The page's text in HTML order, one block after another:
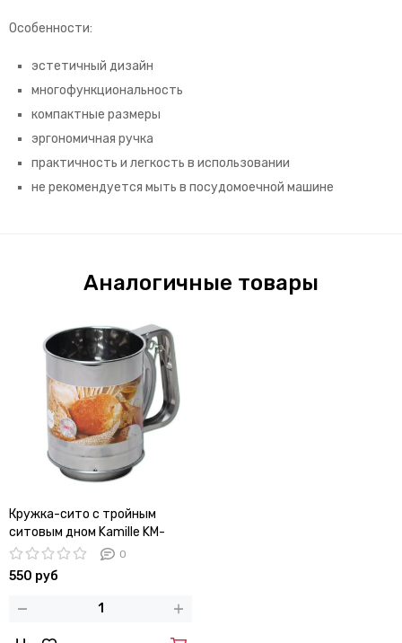
Особенности:
эстетичный дизайн
многофункциональность
компактные размеры
эргономичная ручка
практичность и легкость в использовании
не рекомендуется мыть в посудомоечной машине
Аналогичные товары
Кружка-сито с тройным
ситовым дном Kamille KM-
7784 (d10х13 см)
0
550 руб